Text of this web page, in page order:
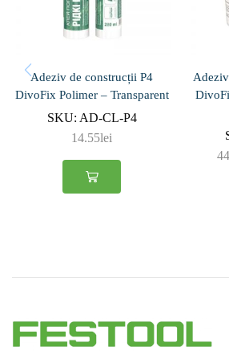
Adeziv de construcții P4
DivoFix Polimer – Transparent
SKU: AD-CL-P4
14.55lei